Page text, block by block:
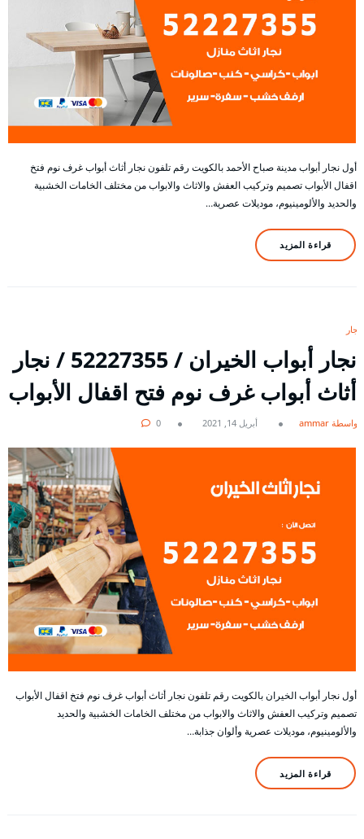
أول نجار أبواب مدينة صباح الأحمد بالكويت رقم تلفون نجار أثاث أبواب غرف نوم فتخ
اقفال الأبواب تصميم وتركيب العفش والاثاث والابواب من مختلف الخامات الخشبية
والحديد والألومينيوم، موديلات عصرية…
قراءة المزيد
نجار
نجار أبواب الخيران / 52227355 / نجار
أثاث أبواب غرف نوم فتح اقفال الأبواب
بواسطة ammar أبريل 14, 2021 0
أول نجار أبواب الخيران بالكويت رقم تلفون نجار أثاث أبواب غرف نوم فتخ اقفال الأبواب
تصميم وتركيب العفش والاثاث والابواب من مختلف الخامات الخشبية والحديد
والألومينيوم، موديلات عصرية وألوان جذابة…
قراءة المزيد